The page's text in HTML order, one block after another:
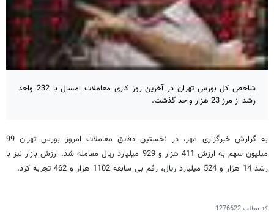
شاخص کل بورس تهران در آخرین روز کاری معاملات امسال با 232 واحد
رشد از مرز 23 هزار واحد گذشت.
به گزارش خبرگزاری مهر، در نخستین دقایق معاملات امروز بورس تهران 99
میلیون سهم به ارزش 411 هزار و 929 میلیارد ریال معامله شد. ارزش بازار نیز با
رشد 14 هزار و 524 میلیارد ریال، رقم بی سابقه 1102 هزار و 462 تجربه کرد.
کد مطلب1276622